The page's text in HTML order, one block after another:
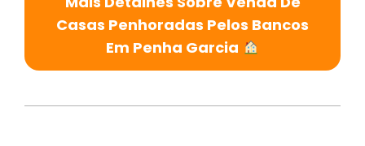
Casas Penhoradas Pelos Bancos
Em Penha Garcia